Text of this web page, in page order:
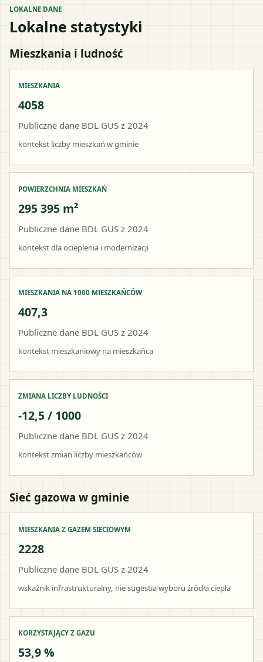
LOKALNE DANE
Lokalne statystyki
Mieszkania i ludność
MIESZKANIA
4058
Publiczne dane BDL GUS z 2024
kontekst liczby mieszkań w gminie
POWIERZCHNIA MIESZKAŃ
295 395 m²
Publiczne dane BDL GUS z 2024
kontekst dla ocieplenia i modernizacji
MIESZKANIA NA 1000 MIESZKAŃCÓW
407,3
Publiczne dane BDL GUS z 2024
kontekst mieszkaniowy na mieszkańca
ZMIANA LICZBY LUDNOŚCI
-12,5 / 1000
Publiczne dane BDL GUS z 2024
kontekst zmian liczby mieszkańców
Sieć gazowa w gminie
MIESZKANIA Z GAZEM SIECIOWYM
2228
Publiczne dane BDL GUS z 2024
wskaźnik infrastrukturalny, nie sugestia wyboru źródła ciepła
KORZYSTAJĄCY Z GAZU
53,9 %